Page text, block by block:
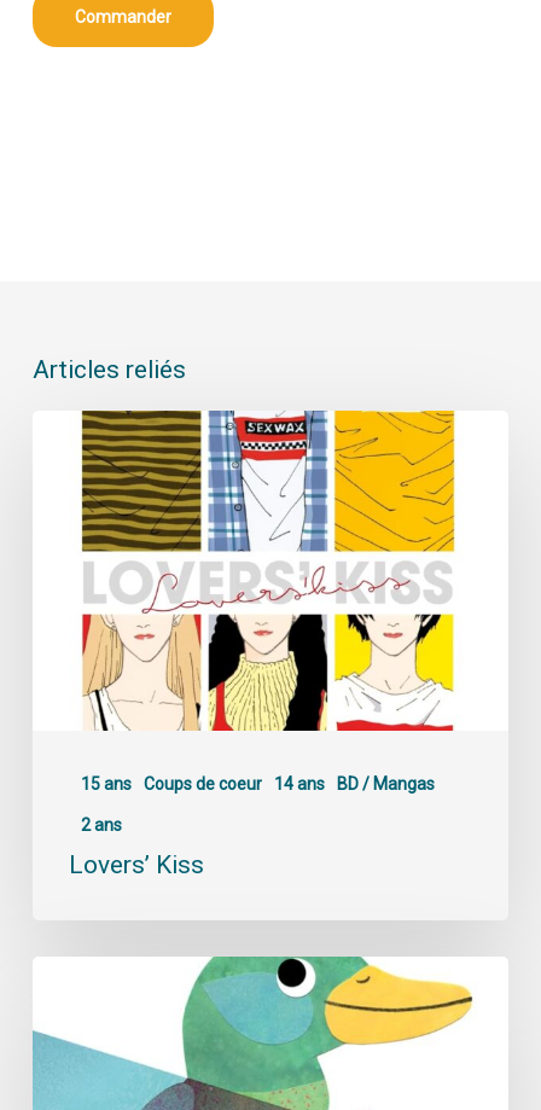
Commander
Articles reliés
15 ans Coups de coeur 14 ans BD / Mangas
2 ans
Lovers’ Kiss